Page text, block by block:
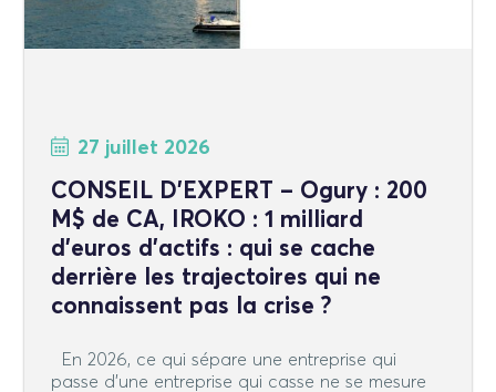
27 juillet 2026
CONSEIL D’EXPERT – Ogury : 200
M$ de CA, IROKO : 1 milliard
d’euros d’actifs : qui se cache
derrière les trajectoires qui ne
connaissent pas la crise ?
En 2026, ce qui sépare une entreprise qui
passe d’une entreprise qui casse ne se mesure